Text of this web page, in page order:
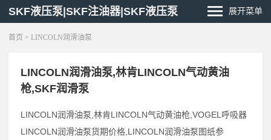
SKF液压泵|SKF注油器|SKF液压泵 展开菜单
首页 > LINCOLN润滑油泵
LINCOLN润滑油泵,林肯LINCOLN气动黄油
枪,SKF润滑泵
LINCOLN润滑油泵,林肯LINCOLN气动黄油枪,VOGEL呼吸器
LINCOLN润滑油泵货期价格,LINCOLN润滑油泵图纸参